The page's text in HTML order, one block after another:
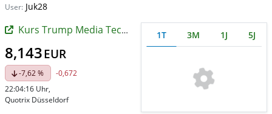
User: Juk28
Kurs Trump Media Technology
8,143EUR
-7,62 %
-0,672
22:04:16 Uhr,
Quotrix Düsseldorf
1T 3M 1J 5J